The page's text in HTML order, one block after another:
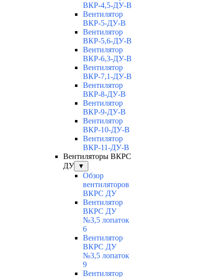
ВКР-4,5-ДУ-В
Вентилятор
ВКР-5-ДУ-В
Вентилятор
ВКР-5,6-ДУ-В
Вентилятор
ВКР-6,3-ДУ-В
Вентилятор
ВКР-7,1-ДУ-В
Вентилятор
ВКР-8-ДУ-В
Вентилятор
ВКР-9-ДУ-В
Вентилятор
ВКР-10-ДУ-В
Вентилятор
ВКР-11-ДУ-В
Вентиляторы ВКРС
ДУ
▼
Обзор
вентиляторов
ВКРС ДУ
Вентилятор
ВКРС ДУ
№3,5 лопаток
6
Вентилятор
ВКРС ДУ
№3,5 лопаток
9
Вентилятор